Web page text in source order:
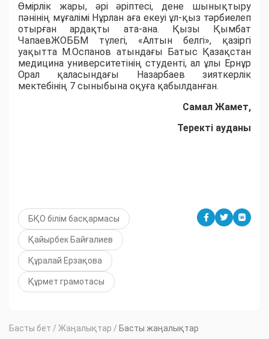
Өмірлік жары, әрі әріптесі, дене шынықтыру
пәнінің мұғалімі Нұрлан аға екеуі ұл-қыз тәрбиелеп
отырған ардақты ата-ана. Қызы Қымбат
ЧапаевЖОББМ түлегі, «Алтын белгі», қазіргі
уақытта М.Оспанов атындағы Батыс Қазақстан
медицина университетінің студенті, ал ұлы Ернұр
Орал қаласындағы Назарбаев зияткерлік
мектебінің 7 сыныбына оқуға қабылданған.
Самал Жамет,
Теректі ауданы
БҚО білім басқармасы
Қайырбек Байғалиев
Құралай Ерзақова
Құрмет грамотасы
Басты бет / Жаңалықтар / Басты жаңалықтар